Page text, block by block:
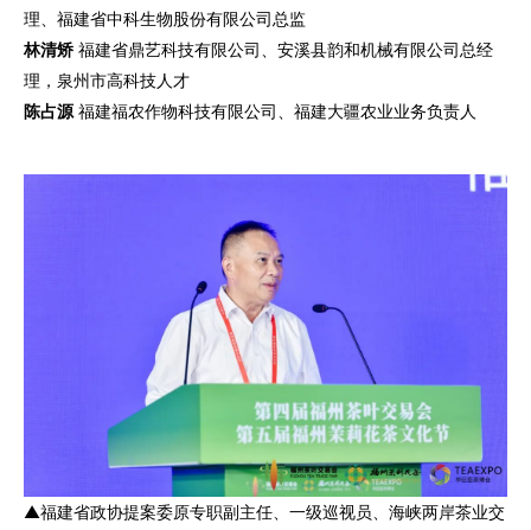
理、福建省中科生物股份有限公司总监
林清矫 福建省鼎艺科技有限公司、安溪县韵和机械有限公司总经
理，泉州市高科技人才
陈占源福建福农作物科技有限公司、福建大疆农业业务负责人
▲福建省政协提案委原专职副主任、一级巡视员、海峡两岸茶业交